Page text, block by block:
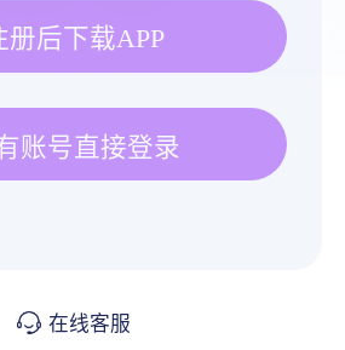
册后下载APP
账号直接登录
在线客服